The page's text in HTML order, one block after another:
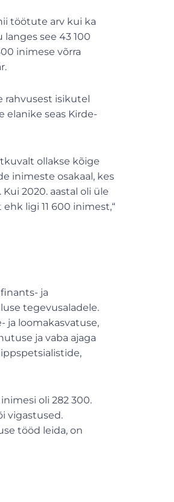
töötute arv kui ka
see 43 100
inimese võrra
rahvusest isikutel
elanike seas Kirde-
ollakse kõige
inimeste osakaal, kes
2020. aastal oli üle
ligi 11 600 inimest,“
ja
tegevusaladele.
ja loomakasvatuse,
ja vaba ajaga
oli 282 300.
vigastused.
tööd leida, on